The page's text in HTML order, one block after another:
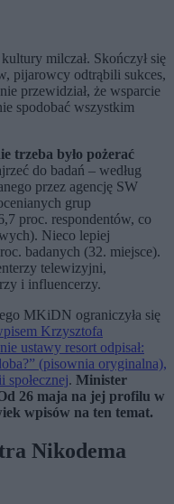
milczał. Skończył się
pijarowcy odtrąbili sukces,
przewidział, że wsparcie
spodobać wszystkim
trzeba było pożerać
do badań – według
przez agencję SW
grup
proc. respondentów, co
Nieco lepiej
badanych (32. miejsce).
telewizyjni,
i influencerzy.
MKiDN ograniczyła się
Krzysztofa
ustawy resort odpisał:
(pisownia oryginalna),
społecznej. Minister
26 maja na jej profilu w
wpisów na ten temat.
Nikodema